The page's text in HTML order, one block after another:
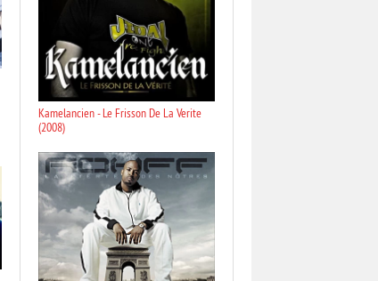
Kamelancien - Le Frisson De La Verite
(2008)